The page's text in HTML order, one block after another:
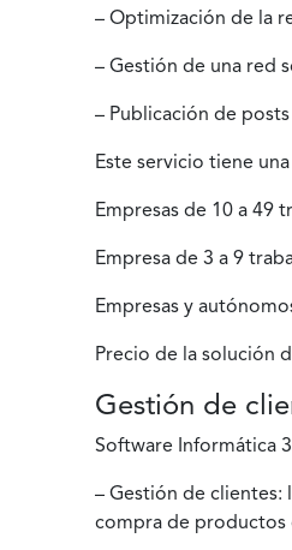
– Optimización de la
– Gestión de una red
– Publicación de
Este servicio tiene
Empresas de 10 a 49
Empresa de 3 a 9
Empresas y
Precio de la solución
Gestión de
Software Informática 3
– Gestión de
compra de productos